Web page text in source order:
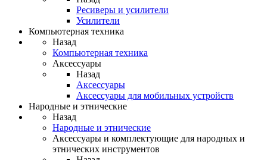
Ресиверы и усилители
Усилители
Компьютерная техника
Назад
Компьютерная техника
Аксессуары
Назад
Аксессуары
Аксессуары для мобильных устройств
Народные и этнические
Назад
Народные и этнические
Аксессуары и комплектующие для народных и
этнических инструментов